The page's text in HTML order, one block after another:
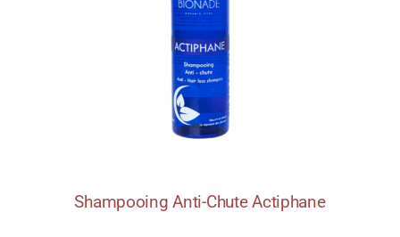
Shampooing Anti-Chute Actiphane